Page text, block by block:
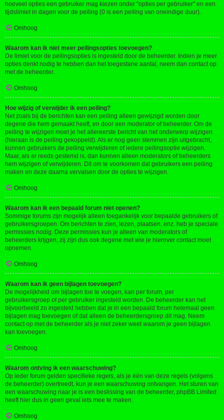
hoeveel opties een gebruiker mag kiezen onder "opties per gebruiker" en een
tijdslimiet in dagen voor de peiling (0 is een peiling van oneindige duur).
Omhoog
Waarom kan ik niet meer peilingsopties toevoegen?
De limiet voor de peilingsopties is ingesteld door de beheerder. Indien je meer
opties denkt nodig te hebben dan het toegestane aantal, neem dan contact op
met de beheerder.
Omhoog
Hoe wijzig of verwijder ik een peiling?
Net zoals bij de berichten kan een peiling alleen gewijzigd worden door
degene die hem gemaakt heeft, en door een moderator of beheerder. Om de
peiling te wijzigen moet je het allereerste bericht van het onderwerp wijzigen
(hieraan is de peiling gekoppeld). Als er nog geen stemmen zijn uitgebracht,
kunnen gebruikers de peiling verwijderen of iedere peilingsoptie wijzigen.
Maar, als er reeds gestemd is, dan kunnen alleen moderators of beheerders
hem wijzigen of verwijderen. Dit om te voorkomen dat gebruikers een peiling
maken en deze daarna vervalsen door de opties te wijzigen.
Omhoog
Waarom kan ik een bepaald forum niet openen?
Sommige forums zijn mogelijk alleen toegankelijk voor bepaalde gebruikers of
gebruikersgroepen. Om berichten te zien, lezen, plaatsen, enz. heb je speciale
permissies nodig. Deze permissies kun je alleen van moderators of
beheerders krijgen, zij zijn dus ook degene met wie je hierover contact moet
opnemen.
Omhoog
Waarom kan ik geen bijlagen toevoegen?
De mogelijkheid om bijlagen toe te voegen, kan per forum, per
gebruikersgroep of per gebruiker ingesteld worden. De beheerder kan het
bijvoorbeeld zo ingesteld hebben dat je in een bepaald forum helemaal geen
bijlagen mag toevoegen of dat alleen de beheerdersgroep dit mag. Neem
contact op met de beheerder als je niet zeker weet waarom je geen bijlagen
kan toevoegen.
Omhoog
Waarom ontving ik een waarschuwing?
Op ieder forum gelden specifieke regels, als je één van deze regels (volgens
de beheerder) overtreedt, kun je een waarschuwing ontvangen. Het sturen van
een waarschuwing naar je is een beslissing van de beheerder, phpBB Limited
heeft hier dus in geen geval iets mee te maken.
Omhoog